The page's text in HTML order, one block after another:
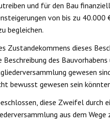
und für den Bau
von bis zu 40.000
begleichen.
Zustandekommens dieses
Beschreibung des
gewesen
bewusst gewesen sein
diese Zweifel durch
aus dem Wege